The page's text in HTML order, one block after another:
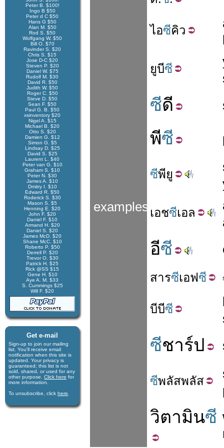
Peter B. $100!
Ingo B $50
Peter d C $50
Hans G $50
Alan M. $50
Rod S. $50
Wolfgang W. $50
Bill O. $70
Ravinder S. $20
Chris S. $15
Jose D-C $20
Steven P. $20
Daniel W. $75
Rudolf M. $30
David R. $50
Judith W. $50
Roger C. $50
Steve D. $50
Sean F. $50
Paul G. B. $50
xsinventory $20
Nigel A. $15
Michael B. $20
Otto S. $20
Damien G. $12
Simon G. $5
Lindsay D. $25
David S. $25
Laurent L. $40
Peter van G. $10
Graham S. $10
Peter N. $30
James A. $10
Dmitry I. $10
Edward R. $50
Roderick S. $30
Mason S. $5
Henning E. $20
John F. $20
Daniel F. $10
Armand H. $20
Daniel S. $20
James McD. $20
Shane McC. $10
Roberto P. $50
Derrell P. $20
Trevor O. $30
Patrick H. $25
Rick @SS $15
Gene H. $10
Aye A. M. $33
S. Cummings $25
Will F. $20
Get e-mail
Sign-up to join our mail­ing
list. You'll receive e­mail
notification when this site is
updated. Your privacy is
guaran­teed; this list is not
sold, shared, or used for any
other purpose. Click here for
more infor­mation.
To unsubscribe, click here
examples
ไอซีคิว
ยูบีซี
ซีดี
พีซี
ซีพียู
เอชซีเอล
อีซี
สารซีเอฟซี
บีบีซี
ซีชาร์ป
ซีพลัสพลัส
วิตามินซี